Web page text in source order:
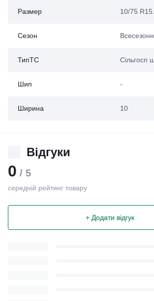
Размер 10/75
Сезон
ТипТС Сільгосп
Шип -
Ширина 10
Відгуки
0 / 5
середній рейтинг товару
+ Додати відгук